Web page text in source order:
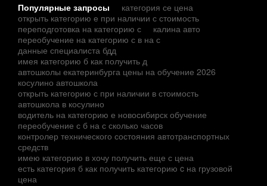
Популярные запросы
категория се цена
открыть категорию е при наличии с стоимость
переподготовка на категорию с
калина авто
переобучение на категорию с в на с
данные специалиста бдд
имея категорию б как получить д
автошколы екатеринбурга цены на обучение 2026
косулино автошкола
открыть категорию с при наличии в стоимость
автошкола в косулино
водитель на категорию е новосибирск обучение
переобучение с б на с сколько часов
контролер технического состояния автотранспортных
средств
имею категорию в хочу получить еще с цена
есть категория б как получить категорию c на грузовой
цена